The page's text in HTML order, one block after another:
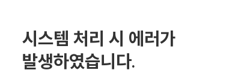
시스템 처리 시 에러가
발생하였습니다.